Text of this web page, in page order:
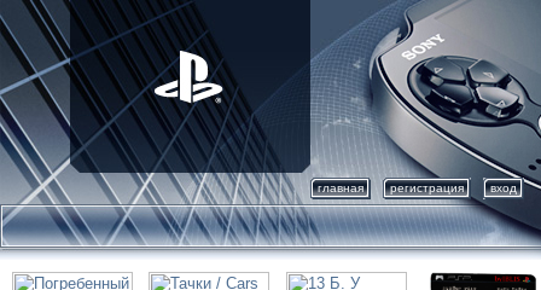
главная регистрация вход